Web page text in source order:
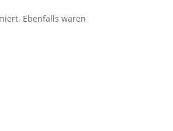
Ebenfalls waren